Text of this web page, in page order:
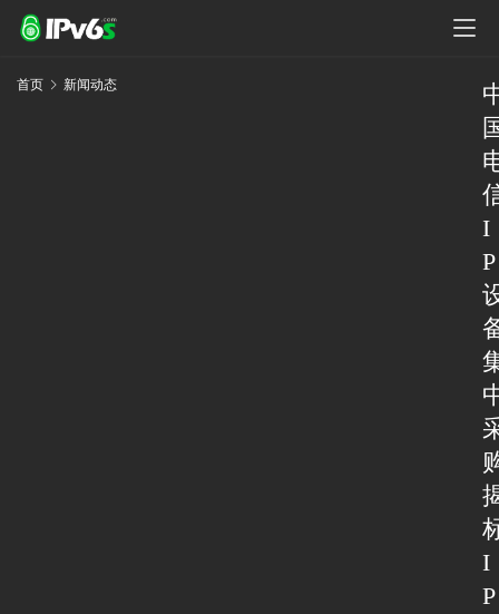
首页 新闻动态
I
P
I
P